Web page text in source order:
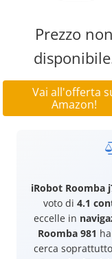
Prezzo non
Vai all'offerta
Amazon!
iRobot Roomba
voto di 4.1
eccelle in
Roomba 981
cerca soprattutto